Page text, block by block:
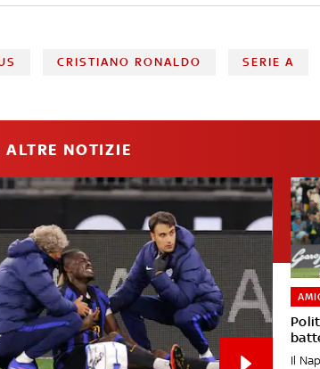
CRISTIANO RONALDO SERIE A
ALTRE NOTIZIE
Il